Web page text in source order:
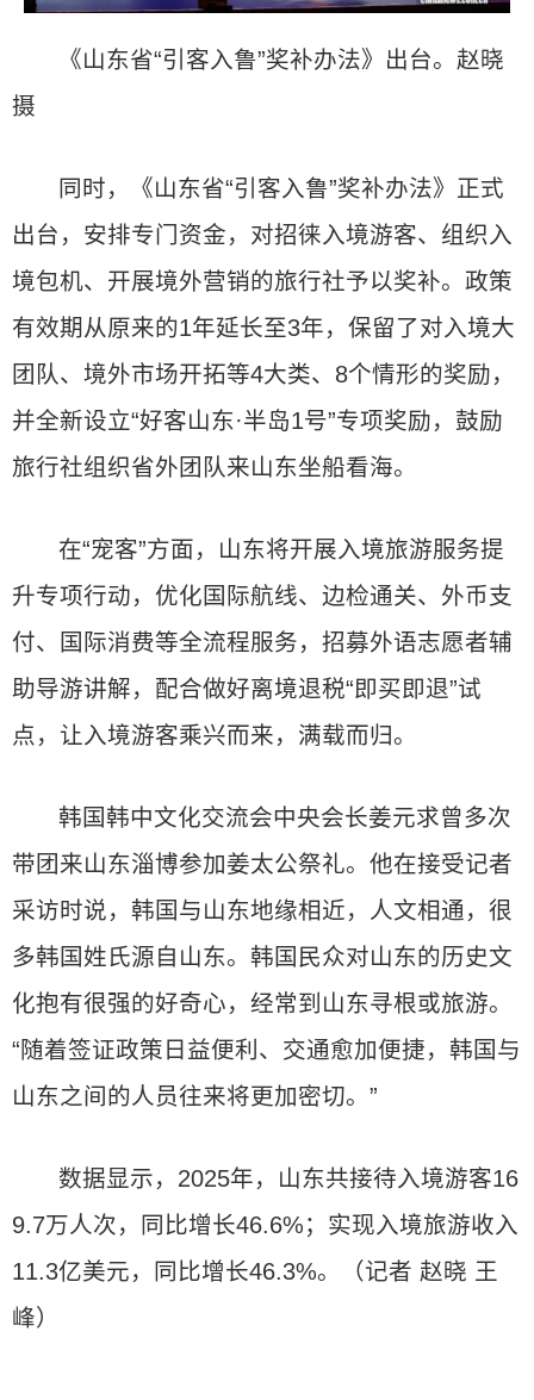
《山东省“引客入鲁”奖补办法》出台。赵晓
摄
同时，《山东省“引客入鲁”奖补办法》正式
出台，安排专门资金，对招徕入境游客、组织入
境包机、开展境外营销的旅行社予以奖补。政策
有效期从原来的1年延长至3年，保留了对入境大
团队、境外市场开拓等4大类、8个情形的奖励，
并全新设立“好客山东·半岛1号”专项奖励，鼓励
旅行社组织省外团队来山东坐船看海。
在“宠客”方面，山东将开展入境旅游服务提
升专项行动，优化国际航线、边检通关、外币支
付、国际消费等全流程服务，招募外语志愿者辅
助导游讲解，配合做好离境退税“即买即退”试
点，让入境游客乘兴而来，满载而归。
韩国韩中文化交流会中央会长姜元求曾多次
带团来山东淄博参加姜太公祭礼。他在接受记者
采访时说，韩国与山东地缘相近，人文相通，很
多韩国姓氏源自山东。韩国民众对山东的历史文
化抱有很强的好奇心，经常到山东寻根或旅游。
“随着签证政策日益便利、交通愈加便捷，韩国与
山东之间的人员往来将更加密切。”
数据显示，2025年，山东共接待入境游客16
9.7万人次，同比增长46.6%；实现入境旅游收入
11.3亿美元，同比增长46.3%。（记者 赵晓 王
峰）